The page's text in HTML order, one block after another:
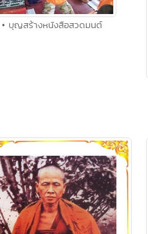
• บุญสร้างหนังสือสวดมนต์